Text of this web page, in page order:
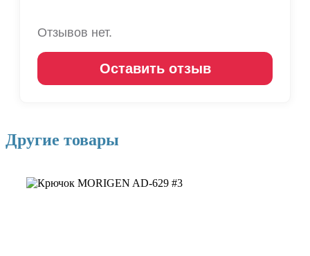
Отзывов нет.
Оставить отзыв
Другие товары